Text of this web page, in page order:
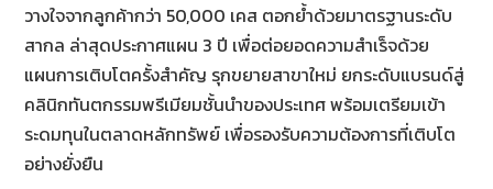
วางใจจากลูกค้ากว่า 50,000 เคส ตอกย้ำด้วยมาตรฐานระดับ
สากล ล่าสุดประกาศแผน 3 ปี เพื่อต่อยอดความสำเร็จด้วย
แผนการเติบโตครั้งสำคัญ รุกขยายสาขาใหม่ ยกระดับแบรนด์สู่
คลินิกทันตกรรมพรีเมียมชั้นนำของประเทศ พร้อมเตรียมเข้า
ระดมทุนในตลาดหลักทรัพย์ เพื่อรองรับความต้องการที่เติบโต
อย่างยั่งยืน